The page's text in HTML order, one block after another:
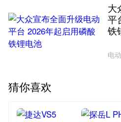
大
平
铁
电
猜你喜欢